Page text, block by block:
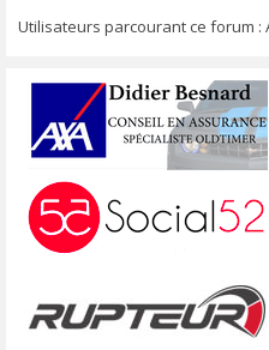
Utilisateurs parcourant ce forum :